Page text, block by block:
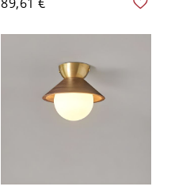
montaje en techo de 13
pulgadas - 110 A 120 V